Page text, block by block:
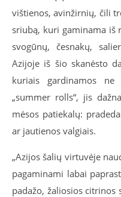
vištienos, avinžirnių, čili
sriubą, kuri gaminama iš
svogūnų, česnakų,
Azijoje iš šio skanėsto
kuriais gardinamos
„summer rolls“, jis
mėsos patiekalų:
ar jautienos valgiais.
„Azijos šalių virtuvėje
pagaminami labai
padažo, žaliosios